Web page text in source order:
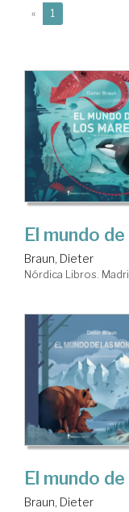
« 1
El mundo
Braun, Dieter
Nórdica Libros.
El mundo
Braun, Dieter